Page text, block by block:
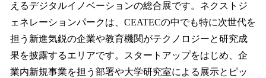
えるデジタルイノベーションの総合展です。ネクストジ
ェネレーションパークは、CEATECの中でも特に次世代を
担う新進気鋭の企業や教育機関がテクノロジーと研究成
果を披露するエリアです。スタートアップをはじめ、企
業内新規事業を担う部署や大学研究室による展示とピッ